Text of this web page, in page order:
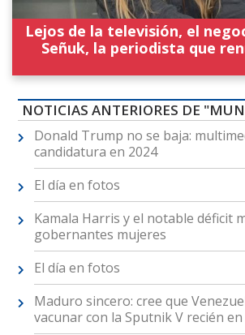
Lejos de la televisión, el
Señuk, la periodista que
NOTICIAS ANTERIORES DE
Donald Trump no se baja:
candidatura en 2024
El día en fotos
Kamala Harris y el notable déficit
gobernantes mujeres
El día en fotos
Maduro sincero: cree que
vacunar con la Sputnik V recién